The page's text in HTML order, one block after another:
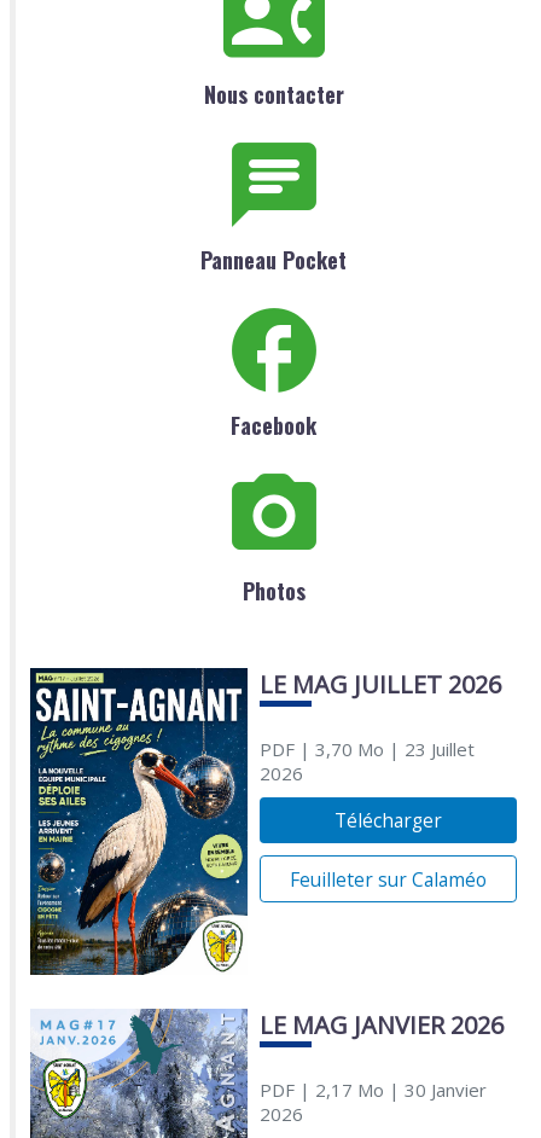
Nous contacter
Panneau Pocket
Facebook
Photos
LE MAG JUILLET 2026
PDF| 3,70 Mo | 23 Juillet
2026
Télécharger
Feuilleter sur Calaméo
LE MAG JANVIER 2026
PDF| 2,17 Mo | 30 Janvier
2026